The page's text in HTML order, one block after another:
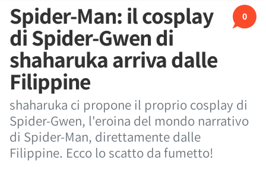
0
Spider-Man: il cosplay
di Spider-Gwen di
shaharuka arriva dalle
Filippine
shaharuka ci propone il proprio cosplay di
Spider-Gwen, l'eroina del mondo narrativo
di Spider-Man, direttamente dalle
Filippine. Ecco lo scatto da fumetto!